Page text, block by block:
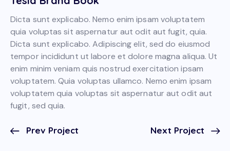
Dicta sunt explicabo. Nemo enim ipsam voluptatem
quia voluptas sit aspernatur aut odit aut fugit, quia.
Dicta sunt explicabo. Adipiscing elit, sed do eiusmod
tempor incididunt ut labore et dolore magna aliqua. Ut
enim minim veniam quis nostrud exercitation ipsam
voluptatem. Quia voluptas ullamco. Nemo enim ipsam
voluptatem quia voluptas sit aspernatur aut odit aut
fugit, sed quia.
Prev Project Next Project